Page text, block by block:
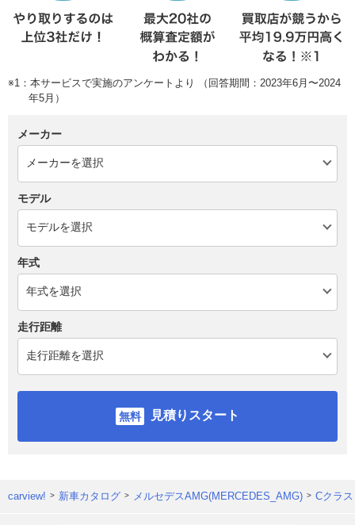
※1：本サービスで実施のアンケートより （回答期間：2023年6月〜2024
年5月）
メーカー
モデル
年式
走行距離
見積りスタート
carview! 新車カタログ メルセデスAMG(MERCEDES_AMG) Cクラ